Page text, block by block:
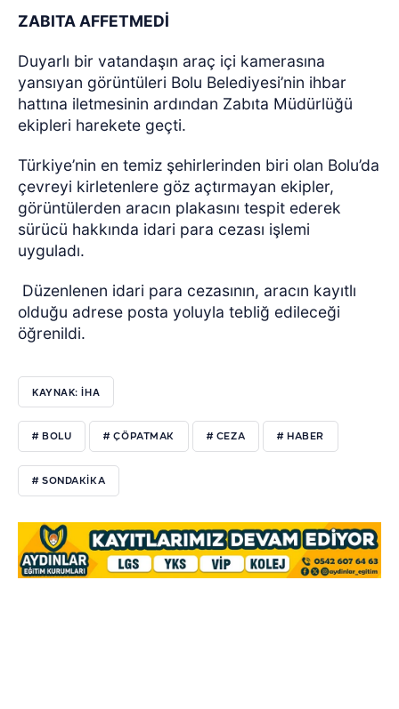
ZABITA AFFETMEDİ
Duyarlı bir vatandaşın araç içi kamerasına
yansıyan görüntüleri Bolu Belediyesi’nin ihbar
hattına iletmesinin ardından Zabıta Müdürlüğü
ekipleri harekete geçti.
Türkiye’nin en temiz şehirlerinden biri olan Bolu’da
çevreyi kirletenlere göz açtırmayan ekipler,
görüntülerden aracın plakasını tespit ederek
sürücü hakkında idari para cezası işlemi
uyguladı.
Düzenlenen idari para cezasının, aracın kayıtlı
olduğu adrese posta yoluyla tebliğ edileceği
öğrenildi.
KAYNAK: İHA
# BOLU # ÇÖPATMAK # CEZA # HABER
# SONDAKİKA